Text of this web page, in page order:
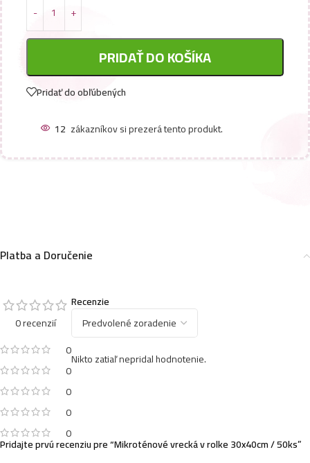
PRIDAŤ DO KOŠÍKA
Pridať do obľúbených
12 zákazníkov si prezerá tento produkt.
Platba a Doručenie
0 recenzií
0
0
0
0
0
Recenzie
Nikto zatiaľ nepridal hodnotenie.
Pridajte prvú recenziu pre “Mikroténové vrecká v rolke 30x40cm / 50ks”